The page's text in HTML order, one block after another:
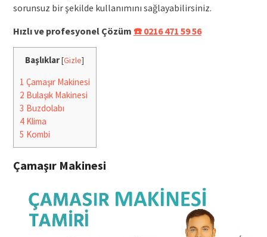
sorunsuz bir şekilde kullanımını sağlayabilirsiniz.
Hızlı ve profesyonel Çözüm ☎️ 0216 471 59 56
Başlıklar[Gizle]
1 Çamaşır Makinesi
2 Bulaşık Makinesi
3 Buzdolabı
4Klima
5 Kombi
Çamaşır Makinesi